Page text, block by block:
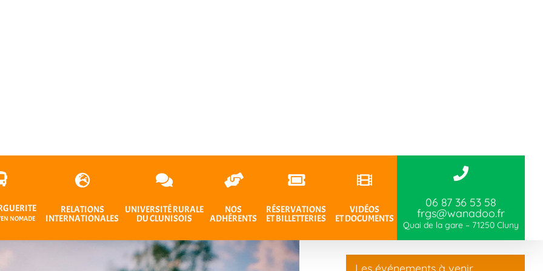
NOMADE
RELATIONS
INTERNATIONALES
UNIVERSITÉ RURALE
DU CLUNISOIS
NOS
ADHÉRENTS
RÉSERVATIONS
ET BILLETTERIES
VIDÉOS
ET DOCUMENTS
06 87 36 53 58
frgs@wanadoo.fr
Quai de la gare – 71250 Cluny